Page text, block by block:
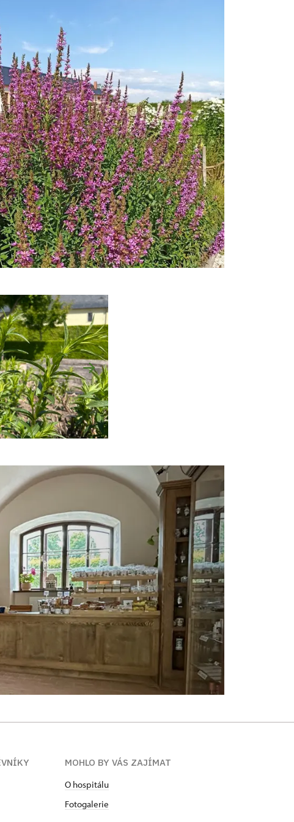
MOHLO BY VÁS ZAJÍMAT
O hospitálu
Fotogalerie